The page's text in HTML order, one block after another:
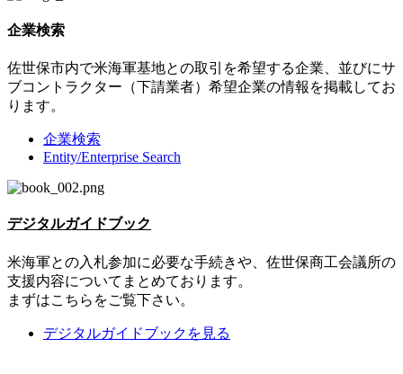
企業検索
佐世保市内で米海軍基地との取引を希望する企業、並びにサ
ブコントラクター（下請業者）希望企業の情報を掲載してお
ります。
企業検索
Entity/Enterprise Search
デジタルガイドブック
米海軍との入札参加に必要な手続きや、佐世保商工会議所の
支援内容についてまとめております。
まずはこちらをご覧下さい。
デジタルガイドブックを見る